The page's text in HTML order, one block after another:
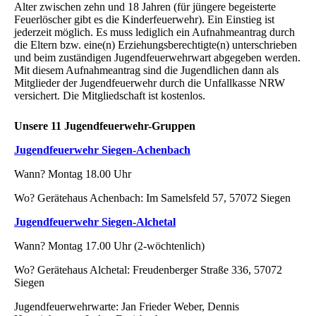
Alter zwischen zehn und 18 Jahren (für jüngere begeisterte
Feuerlöscher gibt es die Kinderfeuerwehr). Ein Einstieg ist
jederzeit möglich. Es muss lediglich ein Aufnahmeantrag durch
die Eltern bzw. eine(n) Erziehungsberechtigte(n) unterschrieben
und beim zuständigen Jugendfeuerwehrwart abgegeben werden.
Mit diesem Aufnahmeantrag sind die Jugendlichen dann als
Mitglieder der Jugendfeuerwehr durch die Unfallkasse NRW
versichert. Die Mitgliedschaft ist kostenlos.
Unsere 11 Jugendfeuerwehr-Gruppen
Jugendfeuerwehr Siegen-Achenbach
Wann? Montag 18.00 Uhr
Wo? Gerätehaus Achenbach: Im Samelsfeld 57, 57072 Siegen
Jugendfeuerwehr Siegen-Alchetal
Wann? Montag 17.00 Uhr (2-wöchtenlich)
Wo? Gerätehaus Alchetal: Freudenberger Straße 336, 57072
Siegen
Jugendfeuerwehrwarte: Jan Frieder Weber, Dennis